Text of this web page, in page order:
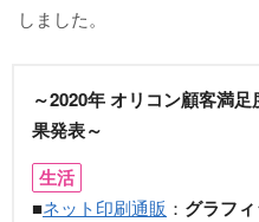
しました。
～2020年 オリコン顧客満
果発表～
生活
■ネット印刷通販 ： グラフ